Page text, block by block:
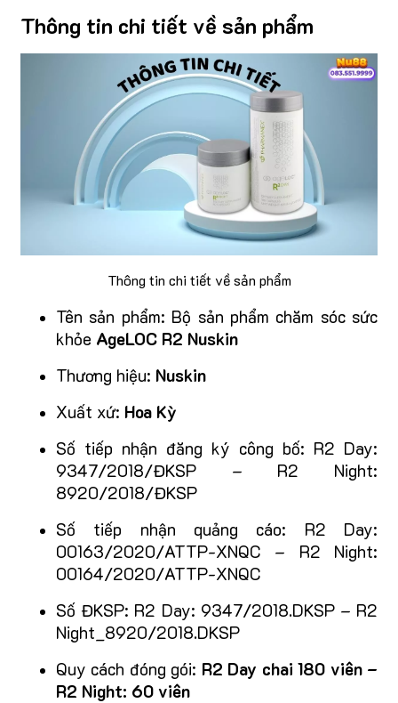
Thông tin chi tiết về sản phẩm
Thông tin chi tiết về sản phẩm
Tên sản phẩm: Bộ sản phẩm chăm sóc sức
khỏe AgeLOC R2 Nuskin
Thương hiệu: Nuskin
Xuất xứ: Hoa Kỳ
Số tiếp nhận đăng ký công bố: R2 Day:
9347/2018/ĐKSP – R2 Night:
8920/2018/ĐKSP
Số tiếp nhận quảng cáo: R2 Day:
00163/2020/ATTP-XNQC – R2 Night:
00164/2020/ATTP-XNQC
Số ĐKSP: R2 Day: 9347/2018.DKSP – R2
Night_8920/2018.DKSP
Quy cách đóng gói: R2 Day chai 180 viên –
R2 Night: 60 viên